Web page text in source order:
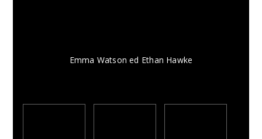
Emma Watson ed Ethan Hawke